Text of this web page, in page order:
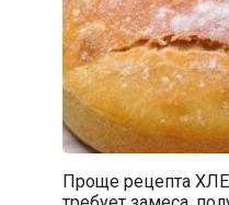
Проще рецепта